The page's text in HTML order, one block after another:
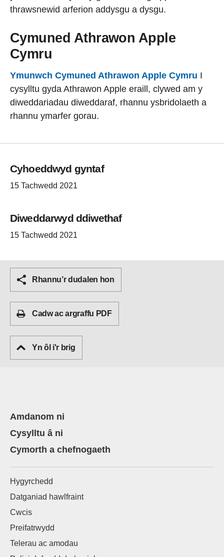
thrawsnewid arferion addysgu a dysgu.
Cymuned Athrawon Apple
Cymru
Ymunwch Cymuned Athrawon Apple Cymru I
cysylltu gyda Athrawon Apple eraill, clywed am y
diweddariadau diweddaraf, rhannu ysbridolaeth a
rhannu ymarfer gorau.
Cyhoeddwyd gyntaf
15 Tachwedd 2021
Diweddarwyd ddiwethaf
15 Tachwedd 2021
Rhannu’r dudalen hon
Cadw ac argraffu PDF
Yn ôl i'r brig
Amdanom ni
Cysylltu â ni
Cymorth a chefnogaeth
Hygyrchedd
Datganiad hawlfraint
Cwcis
Preifatrwydd
Telerau ac amodau